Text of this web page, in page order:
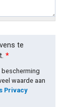
te
*
bescherming
waarde aan
Privacy